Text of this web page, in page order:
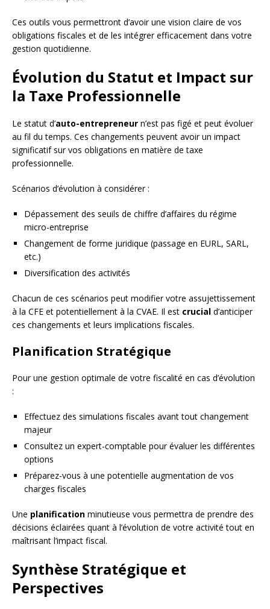
Ces outils vous permettront d’avoir une vision claire de vos
obligations fiscales et de les intégrer efficacement dans votre
gestion quotidienne.
Évolution du Statut et Impact sur
la Taxe Professionnelle
Le statut d’auto-entrepreneur n’est pas figé et peut évoluer
au fil du temps. Ces changements peuvent avoir un impact
significatif sur vos obligations en matière de taxe
professionnelle.
Scénarios d’évolution à considérer :
Dépassement des seuils de chiffre d’affaires du régime
micro-entreprise
Changement de forme juridique (passage en EURL, SARL,
etc.)
Diversification des activités
Chacun de ces scénarios peut modifier votre assujettissement
à la CFE et potentiellement à la CVAE. Il est crucial d’anticiper
ces changements et leurs implications fiscales.
Planification Stratégique
Pour une gestion optimale de votre fiscalité en cas d’évolution
:
Effectuez des simulations fiscales avant tout changement
majeur
Consultez un expert-comptable pour évaluer les différentes
options
Préparez-vous à une potentielle augmentation de vos
charges fiscales
Une planification minutieuse vous permettra de prendre des
décisions éclairées quant à l’évolution de votre activité tout en
maîtrisant l’impact fiscal.
Synthèse Stratégique et
Perspectives